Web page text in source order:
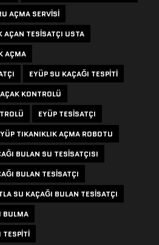
AÇMA SERVISI
AÇAN TESISATÇI USTA
AÇMA
EYÜP SU KAÇAĞI TESPITI
KONTROLÜ
EYÜP TESISATÇI
TIKANIKLIK AÇMA ROBOTU
BULAN SU TESISATÇISI
BULAN TESISATÇI
SU KAÇAĞI BULAN TESISATÇI
BULMA
TESPITI